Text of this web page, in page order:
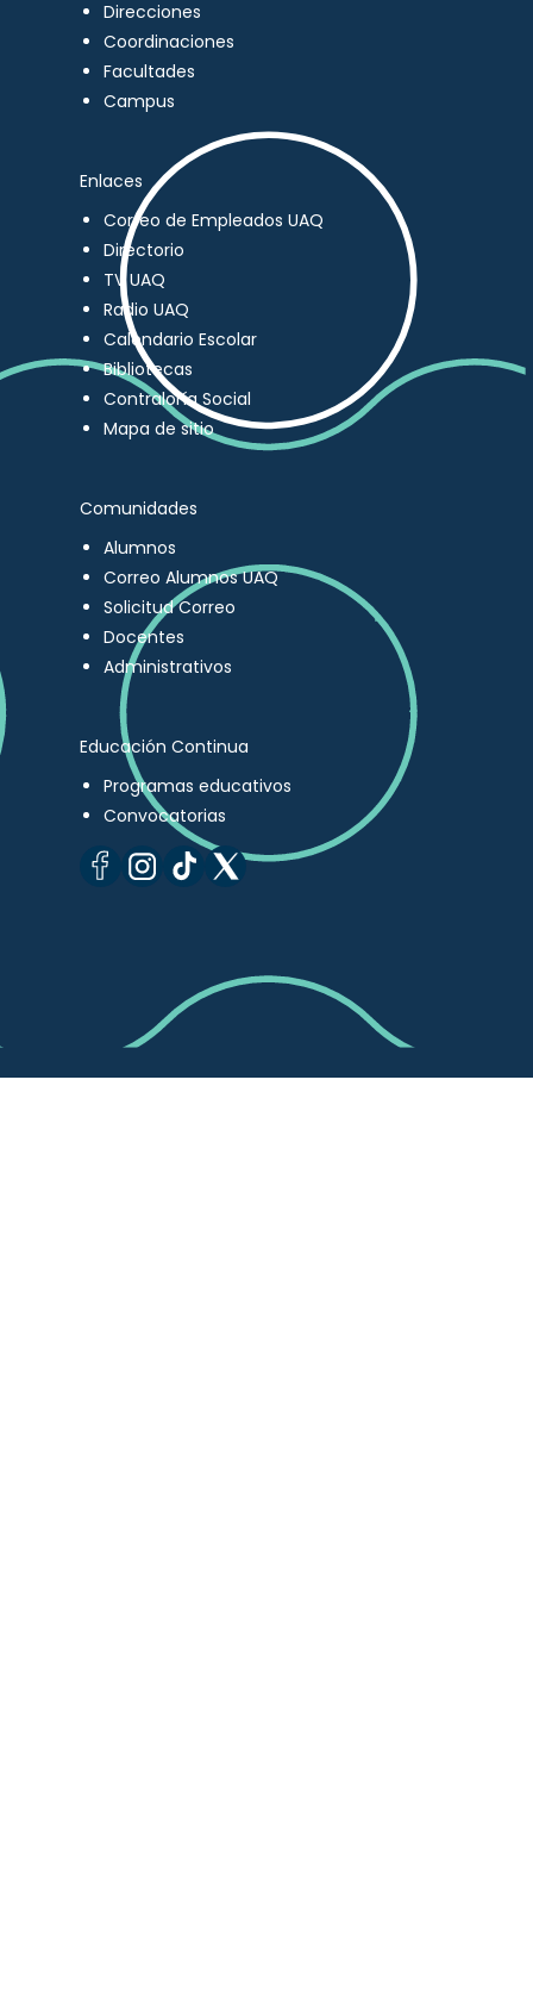
Direcciones
Coordinaciones
Facultades
Campus
Enlaces
Correo de Empleados UAQ
Directorio
TV UAQ
Radio UAQ
Calendario Escolar
Bibliotecas
Contraloría Social
Mapa de sitio
Comunidades
Alumnos
Correo Alumnos UAQ
Solicitud Correo
Docentes
Administrativos
Educación Continua
Programas educativos
Convocatorias